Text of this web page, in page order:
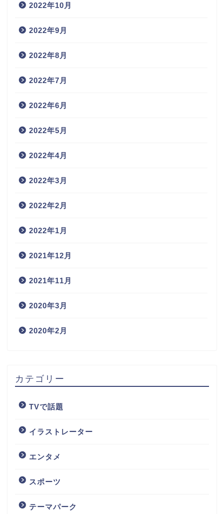
2022年10月
2022年9月
2022年8月
2022年7月
2022年6月
2022年5月
2022年4月
2022年3月
2022年2月
2022年1月
2021年12月
2021年11月
2020年3月
2020年2月
カテゴリー
TVで話題
イラストレーター
エンタメ
スポーツ
テーマパーク